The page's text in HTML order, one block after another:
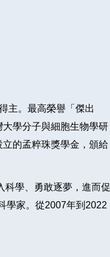
2016
2015
2012
主。最高榮譽「傑出
學分子與細胞生物學研
的孟粹珠獎學金，頒給
科學、勇敢逐夢，進而促
學家。從2007年到2022